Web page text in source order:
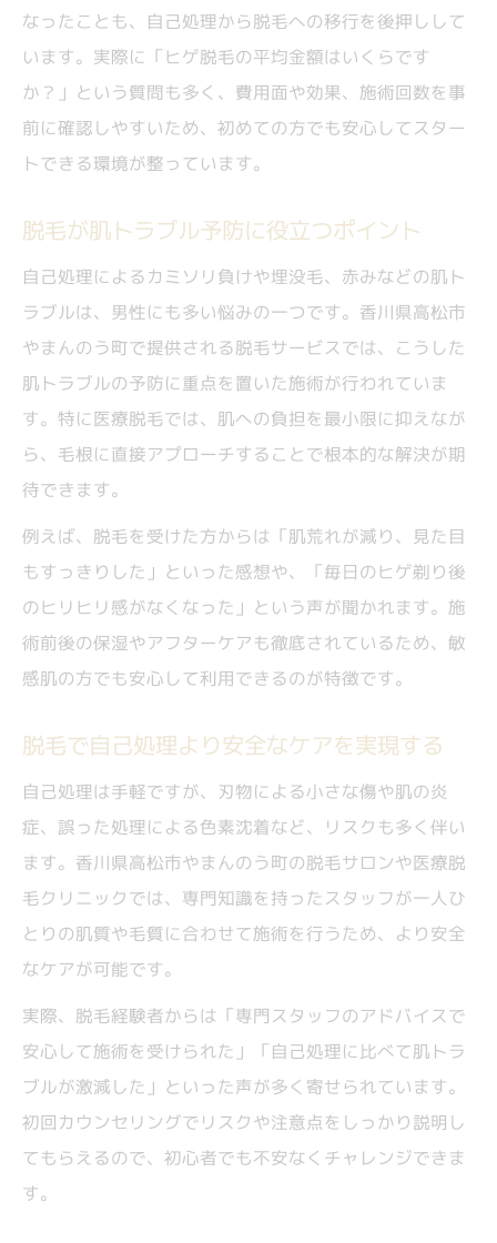
なったことも、自己処理から脱毛への移行を後押しして
います。実際に「ヒゲ脱毛の平均金額はいくらです
か？」という質問も多く、費用面や効果、施術回数を事
前に確認しやすいため、初めての方でも安心してスター
トできる環境が整っています。
脱毛が肌トラブル予防に役立つポイント
自己処理によるカミソリ負けや埋没毛、赤みなどの肌ト
ラブルは、男性にも多い悩みの一つです。香川県高松市
やまんのう町で提供される脱毛サービスでは、こうした
肌トラブルの予防に重点を置いた施術が行われていま
す。特に医療脱毛では、肌への負担を最小限に抑えなが
ら、毛根に直接アプローチすることで根本的な解決が期
待できます。
例えば、脱毛を受けた方からは「肌荒れが減り、見た目
もすっきりした」といった感想や、「毎日のヒゲ剃り後
のヒリヒリ感がなくなった」という声が聞かれます。施
術前後の保湿やアフターケアも徹底されているため、敏
感肌の方でも安心して利用できるのが特徴です。
脱毛で自己処理より安全なケアを実現する
自己処理は手軽ですが、刃物による小さな傷や肌の炎
症、誤った処理による色素沈着など、リスクも多く伴い
ます。香川県高松市やまんのう町の脱毛サロンや医療脱
毛クリニックでは、専門知識を持ったスタッフが一人ひ
とりの肌質や毛質に合わせて施術を行うため、より安全
なケアが可能です。
実際、脱毛経験者からは「専門スタッフのアドバイスで
安心して施術を受けられた」「自己処理に比べて肌トラ
ブルが激減した」といった声が多く寄せられています。
初回カウンセリングでリスクや注意点をしっかり説明し
てもらえるので、初心者でも不安なくチャレンジできま
す。